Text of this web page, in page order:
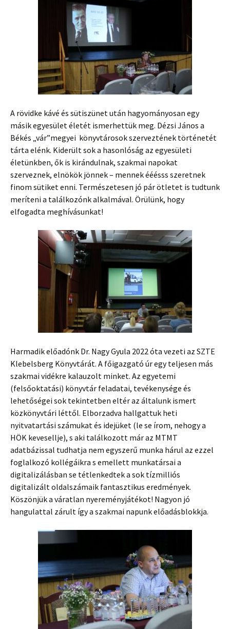
A rövidke kávé és sütiszünet után hagyományosan egy
másik egyesület életét ismerhettük meg. Dézsi János a
Békés „vár”megyei könyvtárosok szerveztének történetét
tárta elénk. Kiderült sok a hasonlóság az egyesületi
életünkben, ők is kirándulnak, szakmai napokat
szerveznek, elnökök jönnek – mennek ééésss szeretnek
finom sütiket enni. Természetesen jó pár ötletet is tudtunk
meríteni a találkozónk alkalmával. Örülünk, hogy
elfogadta meghívásunkat!
Harmadik előadónk Dr. Nagy Gyula 2022 óta vezeti az SZTE
Klebelsberg Könyvtárát. A főigazgató úr egy teljesen más
szakmai vidékre kalauzolt minket. Az egyetemi
(felsőoktatási) könyvtár feladatai, tevékenysége és
lehetőségei sok tekintetben eltér az általunk ismert
közkönyvtári léttől. Elborzadva hallgattuk heti
nyitvatartási számukat és idejüket (le se írom, nehogy a
HÖK kevesellje), s aki találkozott már az MTMT
adatbázissal tudhatja nem egyszerű munka hárul az ezzel
foglalkozó kollégáikra s emellett munkatársai a
digitalizálásban se tétlenkedtek a sok tízmilliós
digitalizált oldalszámaik fantasztikus eredmények.
Köszönjük a váratlan nyereményjátékot! Nagyon jó
hangulattal zárult így a szakmai napunk előadásblokkja.